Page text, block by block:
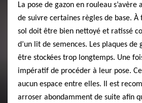
La pose de gazon en rouleau s’avère
de suivre certaines règles de base.
sol doit être bien nettoyé et ratissé
d’un lit de semences. Les plaques de
être stockées trop longtemps. Une
impératif de procéder à leur pose.
aucun espace entre elles. Il est
arroser abondamment de suite afin